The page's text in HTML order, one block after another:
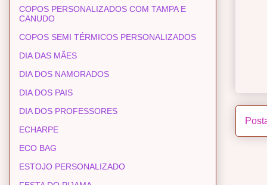
COPOS PERSONALIZADOS COM TAMPA E
CANUDO
COPOS SEMI TÉRMICOS PERSONALIZADOS
DIA DAS MÃES
DIA DOS NAMORADOS
DIA DOS PAIS
DIA DOS PROFESSORES
ECHARPE
ECO BAG
ESTOJO PERSONALIZADO